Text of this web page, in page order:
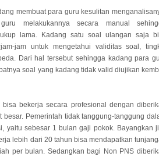
membuat para guru kesulitan
melakukannya secara manual
lama. Kadang satu soal ulangan saja
jam untuk mengetahui validitas soal,
Dari hal tersebut sehingga kadang para
soal yang kadang tidak valid diujikan
bekerja secara profesional dengan
besar. Pemerintah tidak tanggung-tanggung
yaitu sebesar 1 bulan gaji pokok. Bayangkan
lebih dari 20 tahun bisa mendapatkan
per bulan. Sedangkan bagi Non PNS